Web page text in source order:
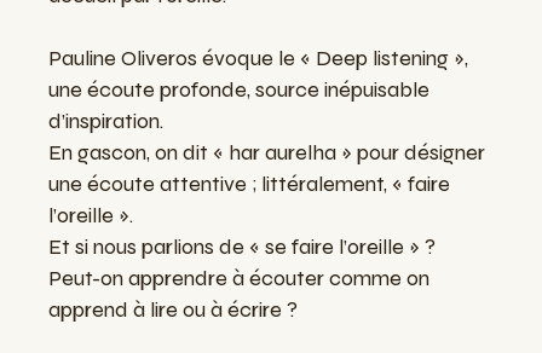
Pauline Oliveros évoque le « Deep listening »,
une écoute profonde, source inépuisable
d’inspiration.
En gascon, on dit « har aurelha » pour désigner
une écoute attentive ; littéralement, « faire
l’oreille ».
Et si nous parlions de « se faire l’oreille » ?
Peut-on apprendre à écouter comme on
apprend à lire ou à écrire ?